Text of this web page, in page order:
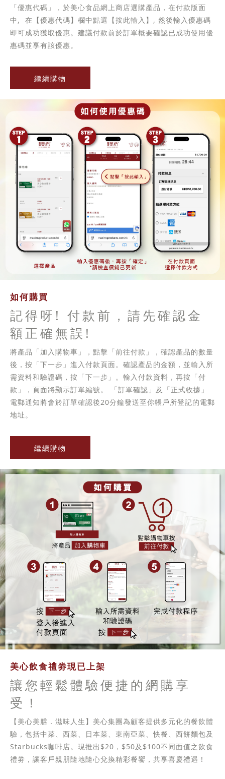
「優惠代碼」，於美心食品網上商店選購產品，在付款版面
中, 在【優惠代碼】欄中點選【按此輸入】, 然後輸入優惠碼
即可成功獲取優惠。建議付款前於訂單概要確認已成功使用優
惠碼並享有該優惠。
繼續購物
如何購買
記得呀! 付款前，請先確認金
額正確無誤!
將產品「加入購物車」，點擊「前往付款」，確認產品的數量
後，按「下一步」進入付款頁面。確認產品的金額，並輸入所
需資料和驗證碼，按「下一步」。輸入付款資料，再按「付
款」，頁面將顯示訂單編號。 「訂單確認」及「正式收據」
電郵通知將會於訂單確認後20分鐘發送至你帳戶所登記的電郵
地址。
繼續購物
美心飲食禮劵現已上架
讓您輕鬆體驗便捷的網購享
受！
【美心美膳．滋味人生】美心集團為顧客提供多元化的餐飲體
驗，包括中菜、西菜、日本菜、東南亞菜、快餐、西餅麵包及
Starbucks咖啡店。現推出$20，$50及$100不同面值之飲食
禮劵，讓客戶親朋隨地隨心兌換精彩餐饗，共享喜慶禮遇！